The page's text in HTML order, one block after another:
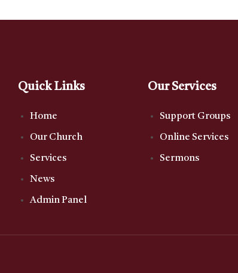
Quick Links
Home
Our Church
Services
News
Admin Panel
Our Services
Support Groups
Online Services
Sermons